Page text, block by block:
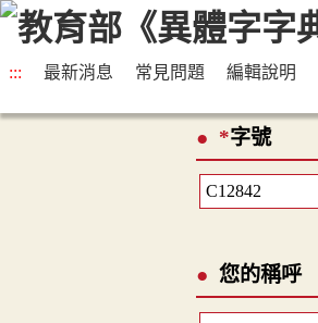
::: 最新消息 常見問題 編輯說明
*字號
您的稱呼